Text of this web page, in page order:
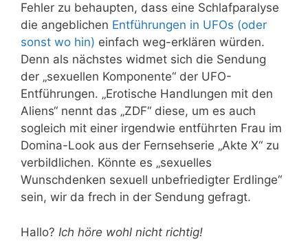
Fehler zu behaupten, dass eine Schlafparalyse
die angeblichen Entführungen in UFOs (oder
sonst wo hin) einfach weg-erklären würden.
Denn als nächstes widmet sich die Sendung
der „sexuellen Komponente“ der UFO-
Entführungen. „Erotische Handlungen mit den
Aliens“ nennt das „ZDF“ diese, um es auch
sogleich mit einer irgendwie entführten Frau im
Domina-Look aus der Fernsehserie „Akte X“ zu
verbildlichen. Könnte es „sexuelles
Wunschdenken sexuell unbefriedigter Erdlinge“
sein, wir da frech in der Sendung gefragt.
Hallo? Ich höre wohl nicht richtig!